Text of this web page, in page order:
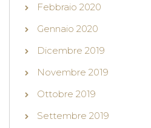
Febbraio 2020
Gennaio 2020
Dicembre 2019
Novembre 2019
Ottobre 2019
Settembre 2019